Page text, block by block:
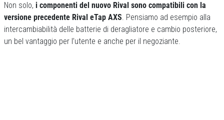
Non solo, i componenti del nuovo Rival sono compatibili con la
versione precedente Rival eTap AXS. Pensiamo ad esempio alla
intercambiabilità delle batterie di deragliatore e cambio posteriore,
un bel vantaggio per l’utente e anche per il negoziante.